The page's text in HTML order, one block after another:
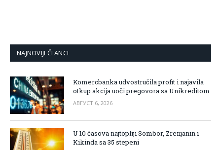
NAJNOVIJI ČLANCI
Komercbanka udvostručila profit i najavila
otkup akcija uoči pregovora sa Unikreditom
АВГУСТ 6, 2026
U 10 časova najtopliji Sombor, Zrenjanin i
Kikinda sa 35 stepeni